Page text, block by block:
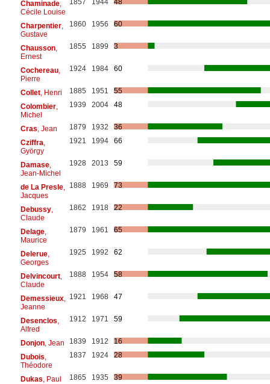
Chaminade,
Cécile Louise
1857 1944 48
Charpentier,
Gustave
1860 1956 60
Chausson,
Ernest
1855 1899 3
Cochereau,
Pierre
1924 1984 60
Collet, Henri 1885 1951
55
Colombier,
Michel
1939 2004 48
Cras , Jean 1879 1932
36
Cziffra
György
1921 1994 66
Damase,
Jean-Michel
1928 2013 59
de La Presle,
Jacques
1888 1969 73
Debussy,
Claude
1862 1918 22
Delage,
Maurice
1879 1961 65
Delerue,
Georges
1925 1992 62
Delvincourt,
Claude
1888 1954 58
Demessieux,
Jeanne
1921 1968 47
Desenclos
Alfred
1912 1971 59
Donjon, Jean 1839 1912
16
Dubois
Théodore
1837 1924 28
Dukas , Paul 1865 1935
39